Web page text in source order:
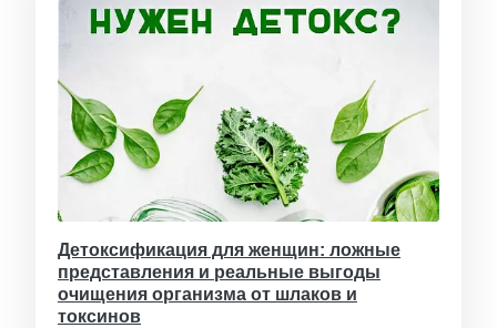
Детоксификация для женщин: ложные
представления и реальные выгоды
очищения организма от шлаков и
токсинов